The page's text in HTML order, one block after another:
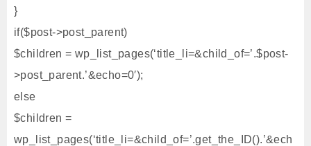
}
if($post->post_parent)
$children = wp_list_pages(‘title_li=&child_of=’.$post-
>post_parent.’&echo=0′);
else
$children =
wp_list_pages(‘title_li=&child_of=’.get_the_ID().’&ech